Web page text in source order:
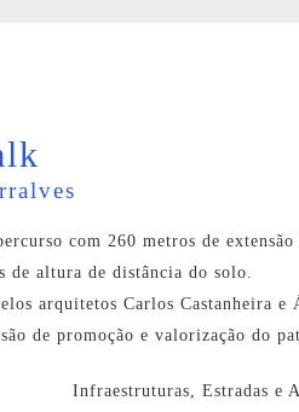
com 260 metros de
de altura de distância do solo.
arquitetos Carlos Castanheira
de promoção e valorização do
Infraestruturas, Estradas e